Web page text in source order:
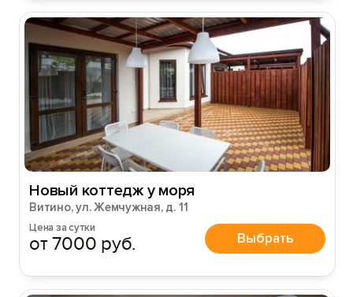
Новый коттедж у моря
Витино, ул. Жемчужная, д. 11
Цена за сутки
от 7000 руб. Выбрать